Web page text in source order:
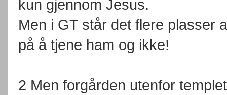
kun gjennom Jesus.
Men i GT står det flere plasser
på å tjene ham og ikke!
2 Men forgården utenfor